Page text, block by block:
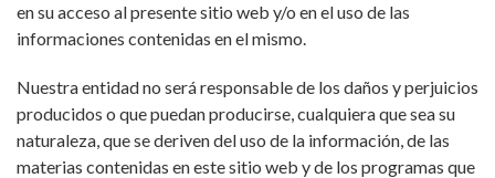
en su acceso al presente sitio web y/o en el uso de las
informaciones contenidas en el mismo.
Nuestra entidad no será responsable de los daños y perjuicios
producidos o que puedan producirse, cualquiera que sea su
naturaleza, que se deriven del uso de la información, de las
materias contenidas en este sitio web y de los programas que